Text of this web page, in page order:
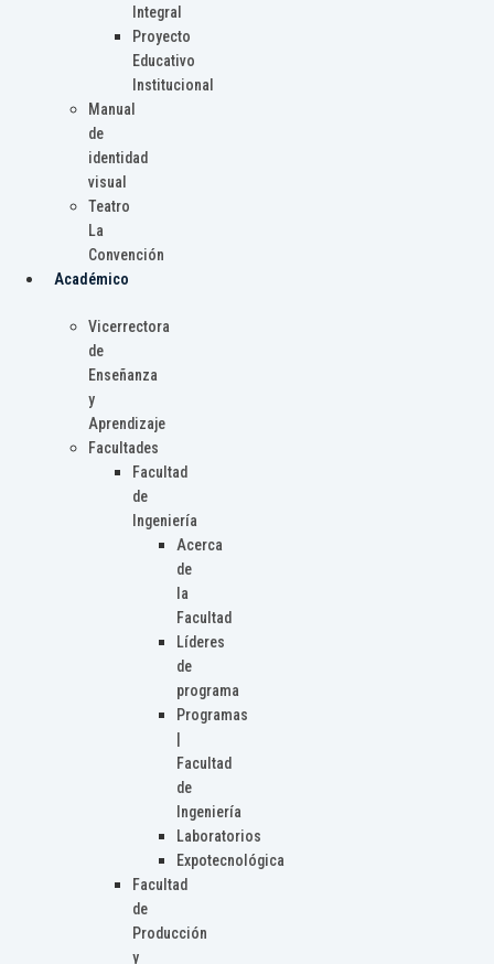
Integral
Proyecto
Educativo
Institucional
Manual
de
identidad
visual
Teatro
La
Convención
Académico
Vicerrectora
de
Enseñanza
y
Aprendizaje
Facultades
Facultad
de
Ingeniería
Acerca
de
la
Facultad
Líderes
de
programa
Programas
Facultad
de
Ingeniería
Laboratorios
Expotecnológica
Facultad
de
Producción
y